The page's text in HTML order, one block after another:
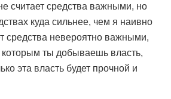
считает средства важными, но
куда сильнее, чем я наивно
средства невероятно важными,
которым ты добываешь власть,
эта власть будет прочной и